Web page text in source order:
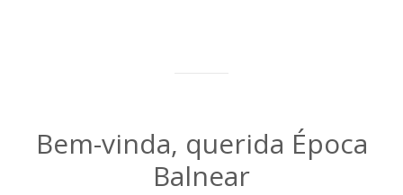
Bem-vinda, querida Época
Balnear